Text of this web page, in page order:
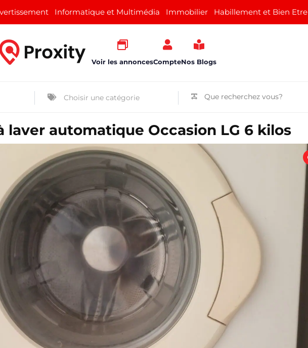
Informatique et Multimédia Immobilier Habillement et Bien Etre
Voir les annoncesCompteNos Blogs
laver automatique Occasion LG 6 kilos